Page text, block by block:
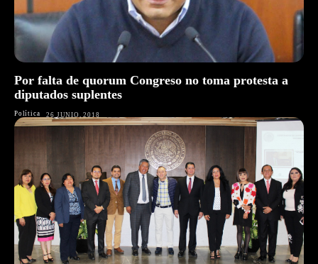
Por falta de quorum Congreso no toma protesta a
diputados suplentes
Política 26 JUNIO, 2018